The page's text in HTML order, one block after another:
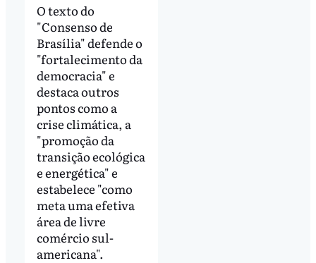
O texto do
"Consenso de
Brasília" defende o
"fortalecimento da
democracia" e
destaca outros
pontos como a
crise climática, a
"promoção da
transição ecológica
e energética" e
estabelece "como
meta uma efetiva
área de livre
comércio sul-
americana".